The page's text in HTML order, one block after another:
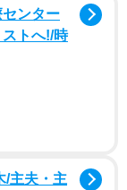
ンター
トへ!/時
/主夫・主